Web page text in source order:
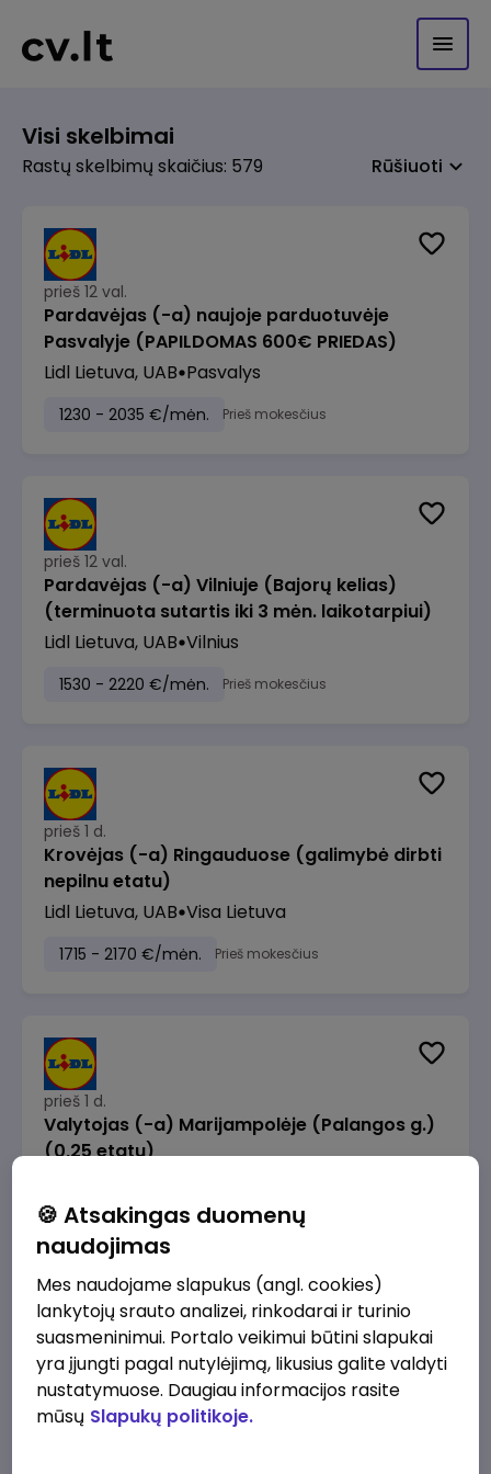
Visi skelbimai
Rastų skelbimų skaičius: 579 Rūšiuoti
prieš 12 val.
Pardavėjas (-a) naujoje parduotuvėje
Pasvalyje (PAPILDOMAS 600€ PRIEDAS)
Lidl Lietuva, UAB Pasvalys
1230 - 2035 €/mėn. Prieš mokesčius
prieš 12 val.
Pardavėjas (-a) Vilniuje (Bajorų kelias)
(terminuota sutartis iki 3 mėn. laikotarpiui)
Lidl Lietuva, UAB Vilnius
1530 - 2220 €/mėn. Prieš mokesčius
prieš 1 d.
Krovėjas (-a) Ringauduose (galimybė dirbti
nepilnu etatu)
Lidl Lietuva, UAB Visa Lietuva
1715 - 2170 €/mėn. Prieš mokesčius
prieš 1 d.
Valytojas (-a) Marijampolėje (Palangos g.)
(0,25 etatu)
289 - 337 €/mėn. Prieš mokesčius
prieš 1 d.
Talent Development Project Manager (fixed
term - 1.5 years)
🍪 Atsakingas duomenų
naudojimas
Mes naudojame slapukus (angl. cookies)
lankytojų srauto analizei, rinkodarai ir turinio
suasmeninimui. Portalo veikimui būtini slapukai
yra įjungti pagal nutylėjimą, likusius galite valdyti
nustatymuose. Daugiau informacijos rasite
mūsų Slapukų politikoje.